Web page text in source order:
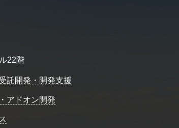
22階
託開発・開発支援
アドオン開発